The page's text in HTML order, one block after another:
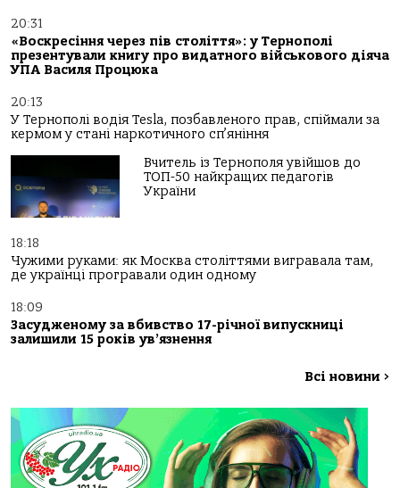
20:31
«Воскресіння через пів століття»: у Тернополі
презентували книгу про видатного військового діяча
УПА Василя Процюка
20:13
У Тернополі водія Tesla, позбавленого прав, спіймали за
кермом у стані наркотичного сп’яніння
Вчитель із Тернополя увійшов до
ТОП-50 найкращих педагогів
України
18:18
Чужими руками: як Москва століттями вигравала там,
де українці програвали один одному
18:09
Засудженому за вбивство 17-річної випускниці
залишили 15 років ув’язнення
Всі новини >